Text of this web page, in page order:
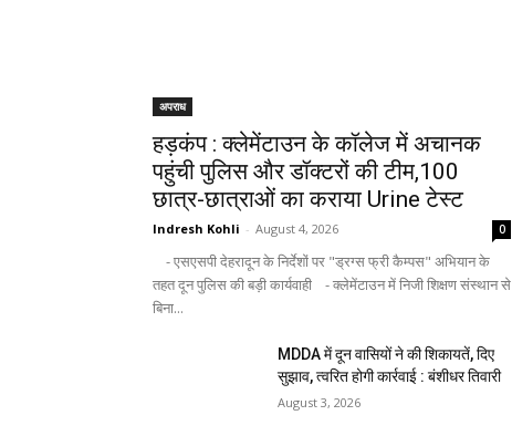
अपराध
हड़कंप : क्लेमेंटाउन के कॉलेज में अचानक
पहुंची पुलिस और डॉक्टरों की टीम,100
छात्र-छात्राओं का कराया Urine टेस्ट
Indresh Kohli - August 4, 2026 0
- एसएसपी देहरादून के निर्देशों पर "ड्रग्स फ्री कैम्पस" अभियान के
तहत दून पुलिस की बड़ी कार्यवाही - क्लेमेंटाउन में निजी शिक्षण संस्थान से
बिना...
MDDA में दून वासियों ने की शिकायतें, दिए
सुझाव, त्वरित होगी कार्रवाई : बंशीधर तिवारी
August 3, 2026